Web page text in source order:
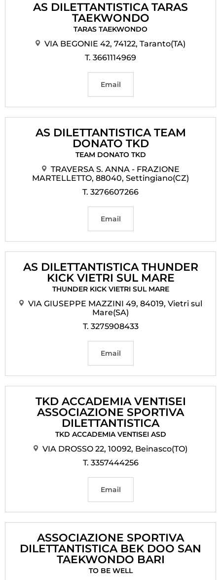
AS DILETTANTISTICA TARAS
TAEKWONDO
TARAS TAEKWONDO
VIA BEGONIE 42, 74122, Taranto(TA)
T. 3661114969
Email
AS DILETTANTISTICA TEAM
DONATO TKD
TEAM DONATO TKD
TRAVERSA S. ANNA - FRAZIONE
MARTELLETTO, 88040, Settingiano(CZ)
T. 3276607266
Email
AS DILETTANTISTICA THUNDER
KICK VIETRI SUL MARE
THUNDER KICK VIETRI SUL MARE
VIA GIUSEPPE MAZZINI 49, 84019, Vietri sul
Mare(SA)
T. 3275908433
Email
TKD ACCADEMIA VENTISEI
ASSOCIAZIONE SPORTIVA
DILETTANTISTICA
TKD ACCADEMIA VENTISEI ASD
VIA DROSSO 22, 10092, Beinasco(TO)
T. 3357444256
Email
ASSOCIAZIONE SPORTIVA
DILETTANTISTICA BEK DOO SAN
TAEKWONDO BARI
TO BE WELL